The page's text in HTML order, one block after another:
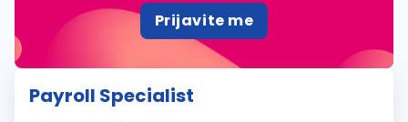
Prijavite me
Payroll Specialist